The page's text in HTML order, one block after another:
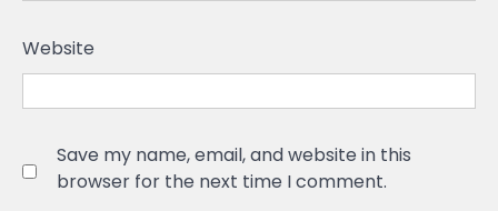
Website
Save my name, email, and website in this
browser for the next time I comment.